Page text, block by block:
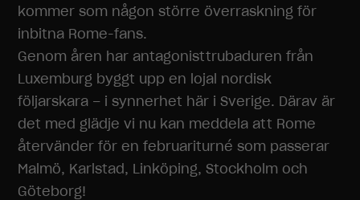
kommer som någon större överraskning för
inbitna Rome-fans.
Genom åren har antagonisttrubaduren från
Luxemburg byggt upp en lojal nordisk
följarskara – i synnerhet här i Sverige. Därav är
det med glädje vi nu kan meddela att Rome
återvänder för en februariturné som passerar
Malmö, Karlstad, Linköping, Stockholm och
Göteborg!